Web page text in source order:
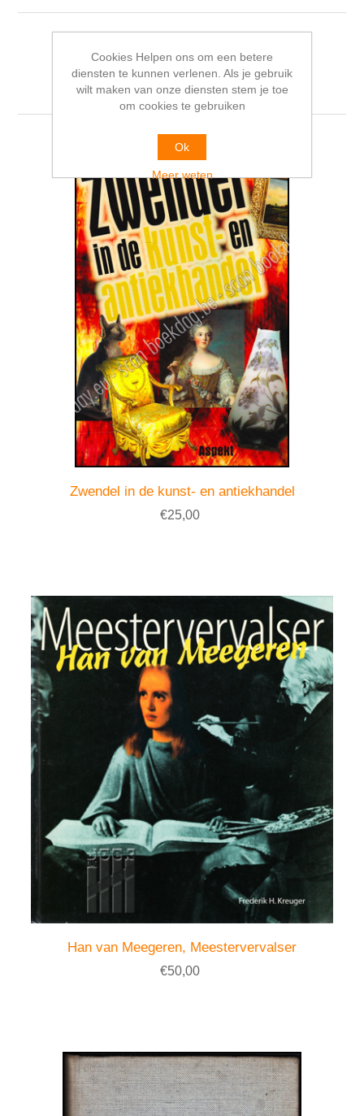
Gerelateerde producten
Zwendel in de kunst- en antiekhandel
€25,00
Han van Meegeren, Meestervervalser
€50,00
Cookies Helpen ons om een betere
diensten te kunnen verlenen. Als je gebruik
wilt maken van onze diensten stem je toe
om cookies te gebruiken
Ok
Meer weten